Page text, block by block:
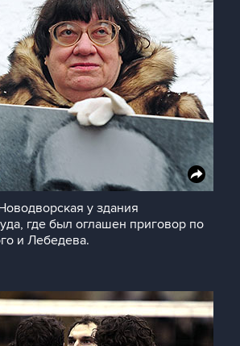
у здания
где был оглашен приговор по
и Лебедева.